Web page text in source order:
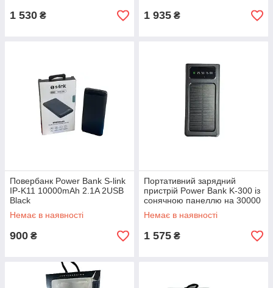
1 530 ₴ 1 935 ₴
Повербанк Power Bank S-link
IP-K11 10000mAh 2.1A 2USB
Black
Немає в наявності
900 ₴
Портативний зарядний
пристрій Power Bank K-300 із
сонячною панеллю на 30000
mAh
Немає в наявності
1 575 ₴